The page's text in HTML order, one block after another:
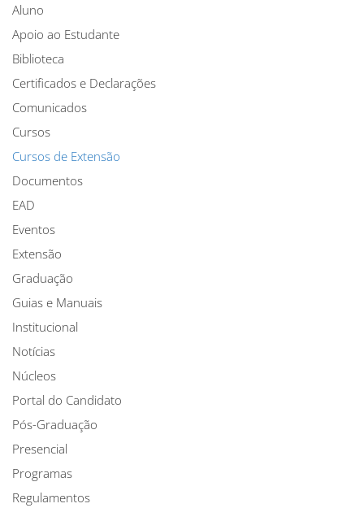
Aluno
Apoio ao Estudante
Biblioteca
Certificados e Declarações
Comunicados
Cursos
Cursos de Extensão
Documentos
EAD
Eventos
Extensão
Graduação
Guias e Manuais
Institucional
Notícias
Núcleos
Portal do Candidato
Pós-Graduação
Presencial
Programas
Regulamentos